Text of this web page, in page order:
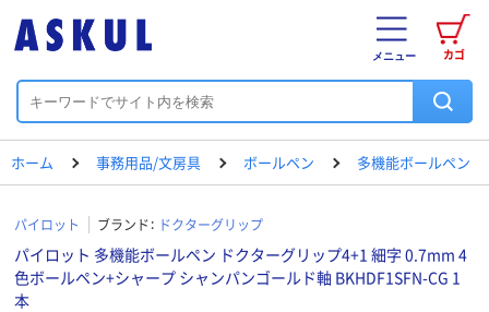
カゴ
メニュー
ホーム 事務用品/文房具 ボールペン 多機能ボールペン
パイロット ブランド： ドクターグリップ
パイロット 多機能ボールペン ドクターグリップ4+1 細字 0.7mm 4
色ボールペン+シャープ シャンパンゴールド軸 BKHDF1SFN-CG 1
本